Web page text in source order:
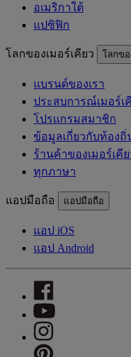
อเมริกาใต้
แปซิฟิก
โลกของเมอร์เคียว โลกขอ
แบรนด์ของเรา
ประสบการณ์เมอร์เ
โปรแกรมสมาชิก
ข้อมูลเกี่ยวกับท้องถิ่
ร้านค้าของเมอร์เคีย
ทุกภาษา
แอปมือถือ แอปมือถือ
แอป iOS
แอป Android